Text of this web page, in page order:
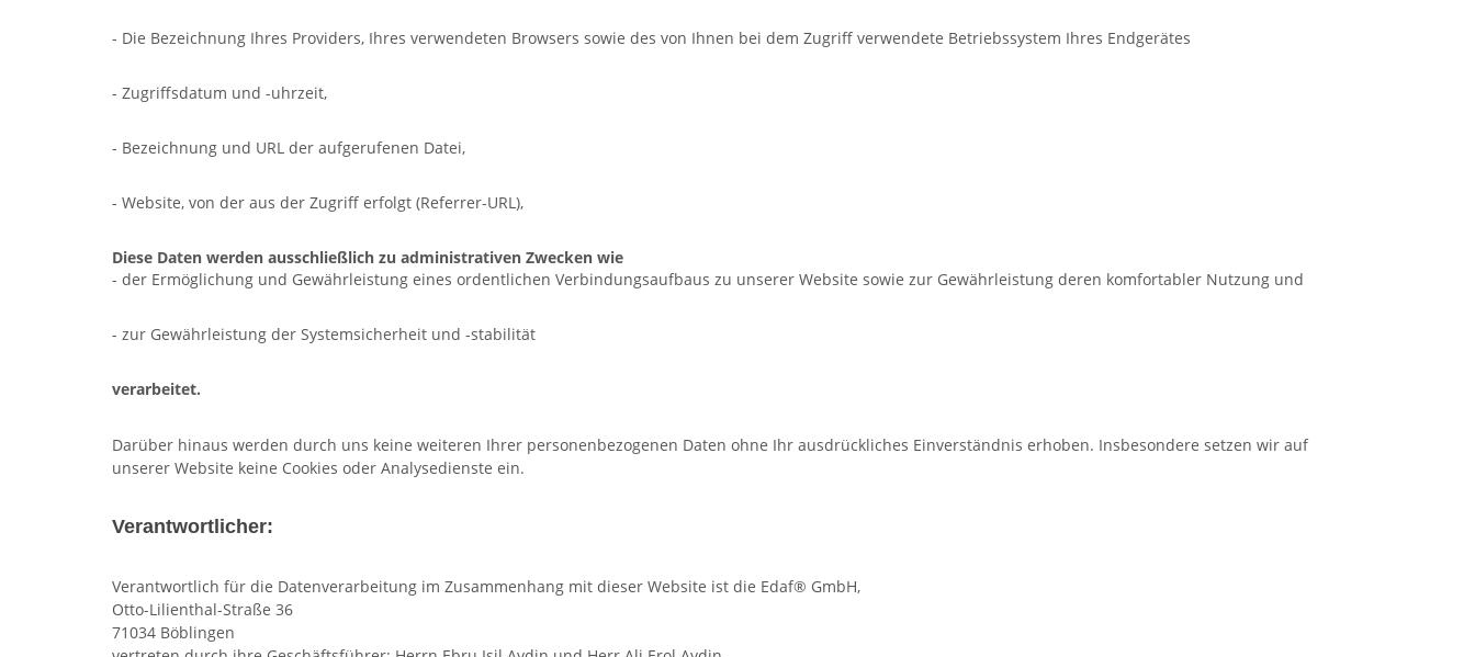
- Die Bezeichnung Ihres Providers, Ihres verwendeten Browsers sowie des von Ihnen bei dem Zugriff verwendete Betriebssystem Ihres Endgerätes
- Zugriffsdatum und -uhrzeit,
- Bezeichnung und URL der aufgerufenen Datei,
- Website, von der aus der Zugriff erfolgt (Referrer-URL),
Diese Daten werden ausschließlich zu administrativen Zwecken wie
- der Ermöglichung und Gewährleistung eines ordentlichen Verbindungsaufbaus zu unserer Website sowie zur Gewährleistung deren komfortabler Nutzung und
- zur Gewährleistung der Systemsicherheit und -stabilität
verarbeitet.
Darüber hinaus werden durch uns keine weiteren Ihrer personenbezogenen Daten ohne Ihr ausdrückliches Einverständnis erhoben. Insbesondere setzen wir auf
unserer Website keine Cookies oder Analysedienste ein.
Verantwortlicher:
Verantwortlich für die Datenverarbeitung im Zusammenhang mit dieser Website ist die Edaf® GmbH,
Otto-Lilienthal-Straße 36
71034 Böblingen